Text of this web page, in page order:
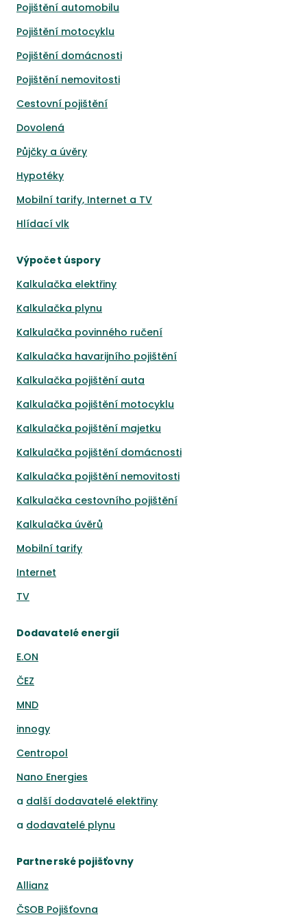
Pojištění automobilu
Pojištění motocyklu
Pojištění domácnosti
Pojištění nemovitosti
Cestovní pojištění
Dovolená
Půjčky a úvěry
Hypotéky
Mobilní tarify, Internet a TV
Hlídací vlk
Výpočet úspory
Kalkulačka elektřiny
Kalkulačka plynu
Kalkulačka povinného ručení
Kalkulačka havarijního pojištění
Kalkulačka pojištění auta
Kalkulačka pojištění motocyklu
Kalkulačka pojištění majetku
Kalkulačka pojištění domácnosti
Kalkulačka pojištění nemovitosti
Kalkulačka cestovního pojištění
Kalkulačka úvěrů
Mobilní tarify
Internet
TV
Dodavatelé energií
E.ON
ČEZ
MND
innogy
Centropol
Nano Energies
a další dodavatelé elektřiny
a dodavatelé plynu
Partnerské pojišťovny
Allianz
ČSOB Pojišťovna